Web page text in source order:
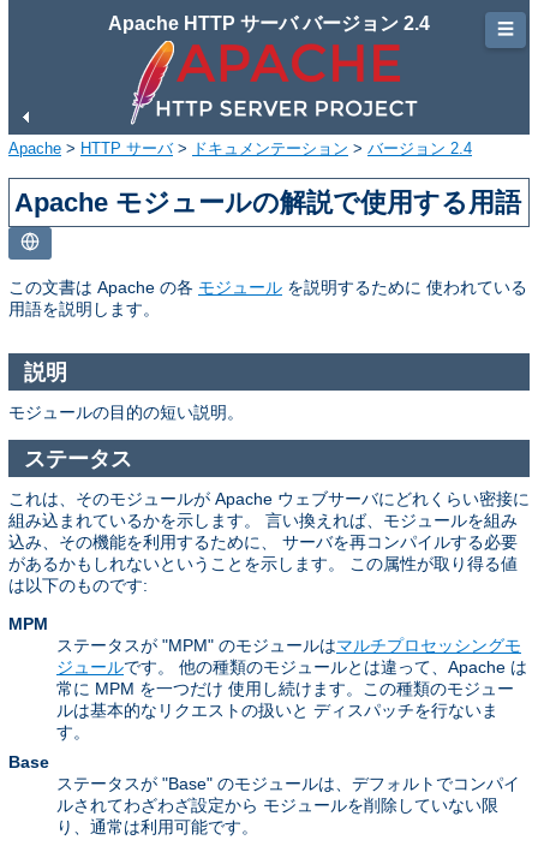
Apache HTTP サーバ バージョン 2.4
Apache > HTTP サーバ> ドキュメンテーション > バージョン 2.4
Apache モジュールの解説で使用する用語
この文書は Apache の各 モジュール を説明するために 使われている
用語を説明します。
説明
モジュールの目的の短い説明。
ステータス
これは、そのモジュールが Apache ウェブサーバにどれくらい密接に
組み込まれているかを示します。 言い換えれば、モジュールを組み
込み、その機能を利用するために、 サーバを再コンパイルする必要
があるかもしれないということを示します。 この属性が取り得る値
は以下のものです:
MPM
ステータスが "MPM" のモジュールはマルチプロセッシングモ
ジュールです。 他の種類のモジュールとは違って、Apache は
常に MPM を一つだけ 使用し続けます。この種類のモジュー
ルは基本的なリクエストの扱いと ディスパッチを行ないま
す。
Base
ステータスが "Base" のモジュールは、デフォルトでコンパイ
ルされてわざわざ設定から モジュールを削除していない限
り、通常は利用可能です。
☰